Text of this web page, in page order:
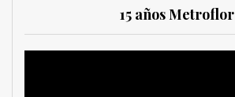
15 años Metroflor